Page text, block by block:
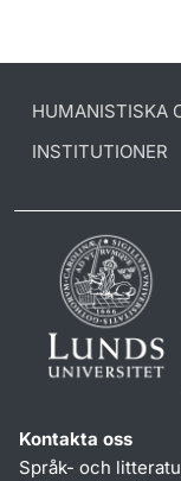
HUMANISTISKA
INSTITUTIONER
Kontakta oss
Språk- och